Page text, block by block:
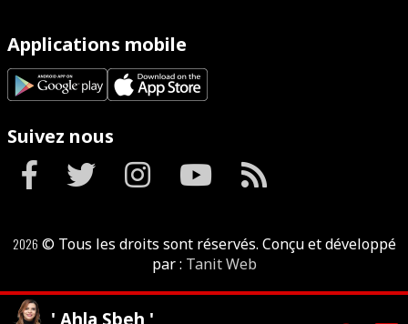
Applications mobile
Suivez nous
2026 © Tous les droits sont réservés. Conçu et développé
par : Tanit Web
' Ahla Sbeh '